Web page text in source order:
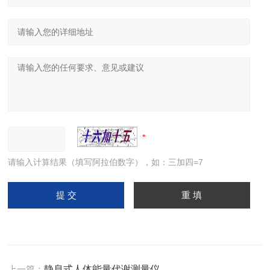
请输入计算结果（填写阿拉伯数字），如：三加四=7